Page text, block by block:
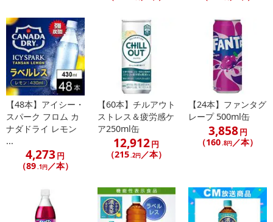
■その他共通および商品カテゴリー別注意事項（※必ずご確認くだ
さい）
こちらの情報は2026年07月09日 時点での情報となります。
【48本】アイシー・
スパーク フロム カ
ナダドライ レモン
...
4,273円
（89.1円／本）
【60本】チルアウト
ストレス＆疲労感ケ
ア250ml缶
12,912円
（215.2円／本）
【24本】ファンタグ
レープ 500ml缶
3,858円
（160.8円／本）